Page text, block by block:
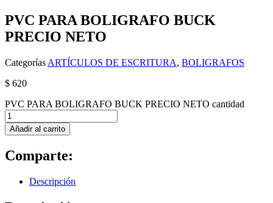
PVC PARA BOLIGRAFO BUCK
PRECIO NETO
Categorías ARTÍCULOS DE ESCRITURA, BOLIGRAFOS
$ 620
PVC PARA BOLIGRAFO BUCK PRECIO NETO cantidad
Añadir al carrito
Comparte:
Descripción